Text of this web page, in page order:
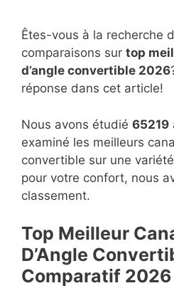
Êtes-vous à la recherche
comparaisons sur top
d’angle convertible 2026
réponse dans cet article!
Nous avons étudié 65219
examiné les meilleurs
convertible sur une
pour votre confort, nous
classement.
Top Meilleur
D’Angle
Comparatif 2026